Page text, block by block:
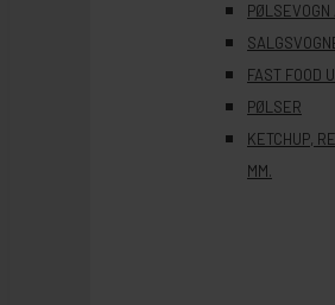
PØLSEVOGN
FAST FOOD
PØLSER
KETCHUP,
MM.